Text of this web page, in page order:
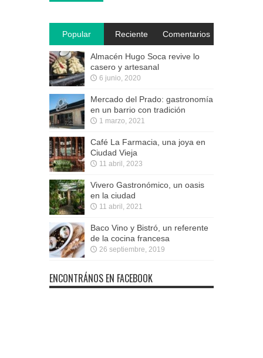
Popular Reciente Comentarios
Almacén Hugo Soca revive lo
casero y artesanal
6 junio, 2020
Mercado del Prado: gastronomía
en un barrio con tradición
1 marzo, 2021
Café La Farmacia, una joya en
Ciudad Vieja
11 abril, 2023
Vivero Gastronómico, un oasis
en la ciudad
11 abril, 2021
Baco Vino y Bistró, un referente
de la cocina francesa
26 septiembre, 2019
ENCONTRÁNOS EN FACEBOOK